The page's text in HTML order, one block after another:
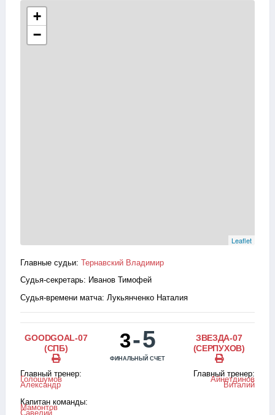
+
−
Leaflet
Главные судьи: Тернавский Владимир
Судья-секретарь: Иванов Тимофей
Судья-времени матча: Лукьянченко Наталия
GOODGOAL-07
(СПБ)
Главный тренер:
Голошумов
Александр
Капитан команды:
Мамонтов
Савелий
3-5
ФИНАЛЬНЫЙ СЧЕТ
ЗВЕЗДА-07
(СЕРПУХОВ)
Главный тренер:
Айнетдинов
Виталий